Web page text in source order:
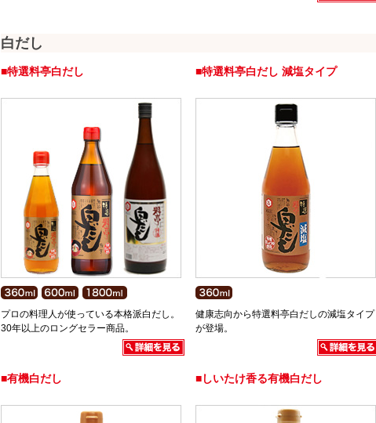
白だし
■特選料亭白だし
プロの料理人が使っている本格派白だし。
30年以上のロングセラー商品。
■特選料亭白だし 減塩タイプ
健康志向から特選料亭白だしの減塩タイプ
が登場。
■有機白だし ■しいたけ香る有機白だし